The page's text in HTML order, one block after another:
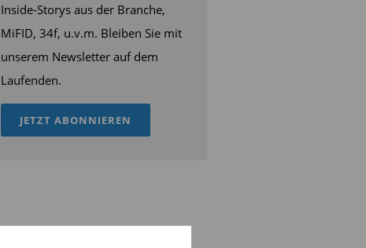
Inside-Storys aus der Branche,
MiFID, 34f, u.v.m. Bleiben Sie mit
unserem Newsletter auf dem
Laufenden.
JETZT ABONNIEREN